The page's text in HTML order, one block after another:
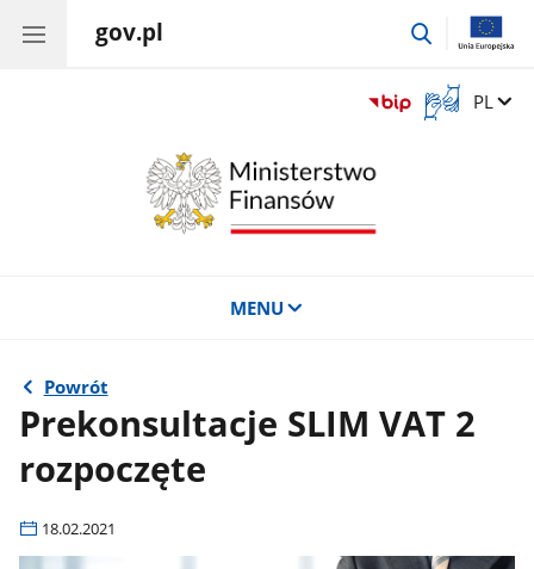
gov.pl
przejdź
Otwórz
okno
Zmień
PL
MENU
Powrót
Prekonsultacje SLIM VAT 2
rozpoczęte
18.02.2021